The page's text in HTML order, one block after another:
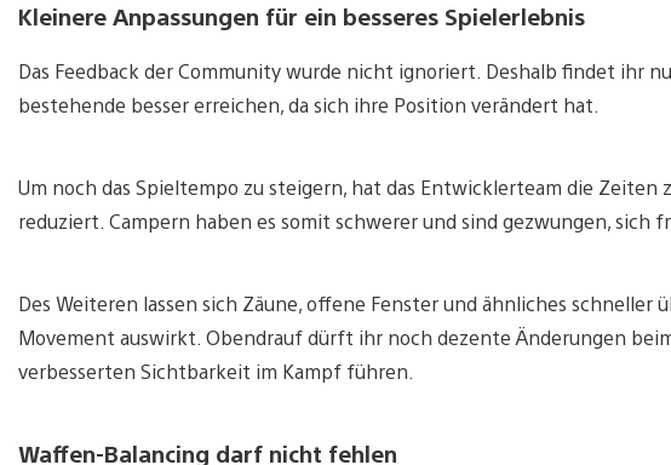
Kleinere Anpassungen für ein besseres Spielerlebnis
Das Feedback der Community wurde nicht ignoriert. Deshalb findet ihr
bestehende besser erreichen, da sich ihre Position verändert hat.
Um noch das Spieltempo zu steigern, hat das Entwicklerteam die Zeiten
reduziert. Campern haben es somit schwerer und sind gezwungen, sich
Des Weiteren lassen sich Zäune, offene Fenster und ähnliches schneller
Movement auswirkt. Obendrauf dürft ihr noch dezente Änderungen
verbesserten Sichtbarkeit im Kampf führen.
Waffen-Balancing darf nicht fehlen